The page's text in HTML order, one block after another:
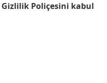
Poliçesini kabul